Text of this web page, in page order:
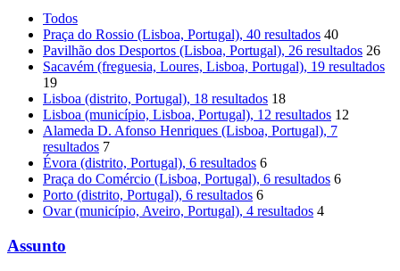
Todos
Praça do Rossio (Lisboa, Portugal), 40 resultados 40
Pavilhão dos Desportos (Lisboa, Portugal), 26 resultados 26
Sacavém (freguesia, Loures, Lisboa, Portugal), 19 resultados
19
Lisboa (distrito, Portugal), 18 resultados 18
Lisboa (município, Lisboa, Portugal), 12 resultados 12
Alameda D. Afonso Henriques (Lisboa, Portugal), 7
resultados 7
Évora (distrito, Portugal), 6 resultados 6
Praça do Comércio (Lisboa, Portugal), 6 resultados 6
Porto (distrito, Portugal), 6 resultados 6
Ovar (município, Aveiro, Portugal), 4 resultados 4
Assunto